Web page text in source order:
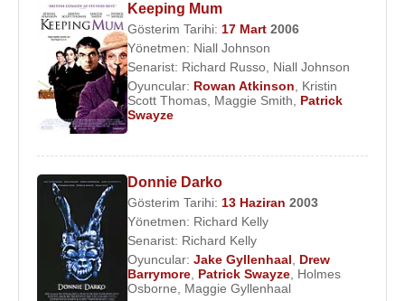
Keeping Mum
Gösterim Tarihi: 17 Mart 2006
Yönetmen: Niall Johnson
Senarist: Richard Russo Niall Johnson
Oyuncular: Rowan Atkinson
Kristin
Scott Thomas Maggie Smith
Patrick
Swayze
Donnie Darko
Gösterim Tarihi: 13 Haziran 2003
Yönetmen: Richard Kelly
Senarist: Richard Kelly
Oyuncular: Jake Gyllenhaal, Drew
Barrymore, Patrick Swayze, Holmes
Osborne, Maggie Gyllenhaal